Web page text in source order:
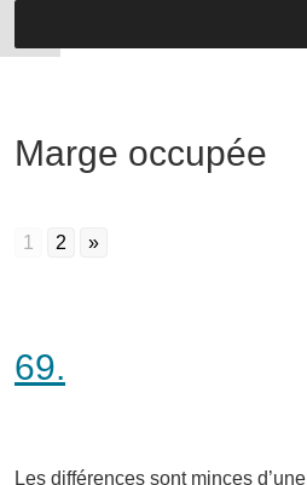
Marge occupée
1 2 »
69.
Les différences sont minces